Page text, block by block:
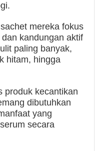
mereka fokus
kandungan aktif
paling banyak,
hitam, hingga
produk kecantikan
dibutuhkan
yang
secara